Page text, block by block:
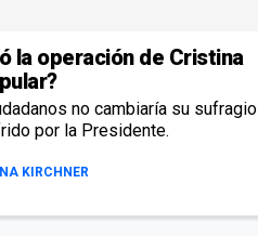
la operación de Cristina
no cambiaría su sufragio
por la Presidente.
KIRCHNER